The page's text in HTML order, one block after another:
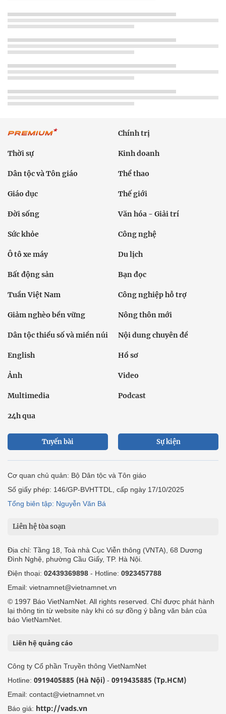
Chính trị
Thời sự Kinh doanh
Dân tộc và Tôn giáo Thể thao
Giáo dục Thế giới
Đời sống Văn hóa - Giải trí
Sức khỏe Công nghệ
Ô tô xe máy Du lịch
Bất động sản Bạn đọc
Tuần Việt Nam Công nghiệp hỗ trợ
Giảm nghèo bền vững Nông thôn mới
Dân tộc thiểu số và miền núi Nội dung chuyên đề
English Hồ sơ
Ảnh Video
Multimedia Podcast
24h qua
Tuyến bài Sự kiện
Cơ quan chủ quản: Bộ Dân tộc và Tôn giáo
Số giấy phép: 146/GP-BVHTTDL, cấp ngày 17/10/2025
Tổng biên tập: Nguyễn Văn Bá
Liên hệ tòa soạn
Địa chỉ: Tầng 18, Toà nhà Cục Viễn thông (VNTA), 68 Dương
Đình Nghệ, phường Cầu Giấy, TP. Hà Nội.
Điện thoại: 02439369898 - Hotline: 0923457788
Email: vietnamnet@vietnamnet.vn
© 1997 Báo VietNamNet. All rights reserved. Chỉ được phát hành
lại thông tin từ website này khi có sự đồng ý bằng văn bản của
báo VietNamNet.
Liên hệ quảng cáo
Công ty Cổ phần Truyền thông VietNamNet
Hotline: 0919405885 (Hà Nội) - 0919435885 (Tp.HCM)
Email: contact@vietnamnet.vn
Báo giá: http://vads.vn